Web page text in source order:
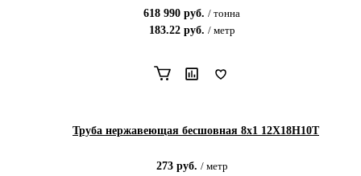
618 990 руб. / тонна
183.22руб. / метр
Труба нержавеющая бесшовная 8х1 12Х18Н10Т
273руб. / метр